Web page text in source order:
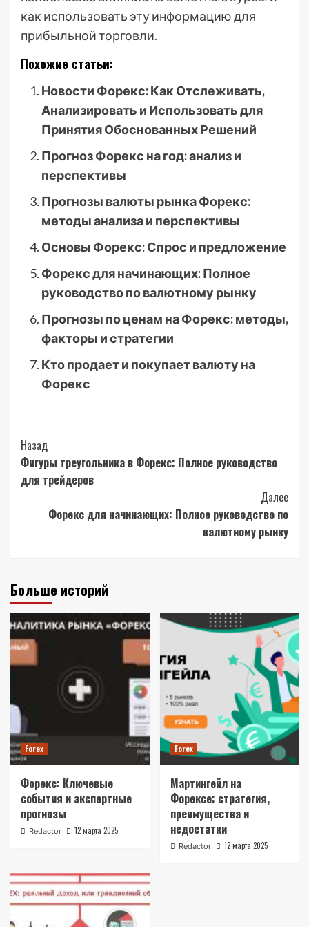
как использовать эту информацию для
прибыльной торговли.
Похожие статьи:
Новости Форекс: Как Отслеживать,
Анализировать и Использовать для
Принятия Обоснованных Решений
Прогноз Форекс на год: анализ и
перспективы
Прогнозы валюты рынка Форекс:
методы анализа и перспективы
Основы Форекс: Спрос и предложение
Форекс для начинающих: Полное
руководство по валютному рынку
Прогнозы по ценам на Форекс: методы,
факторы и стратегии
Кто продает и покупает валюту на
Форекс
Post
Navigation
Назад
Фигуры треугольника в Форекс: Полное руководство
для трейдеров
Далее
Форекс для начинающих: Полное руководство по
валютному рынку
Больше историй
Forex
Форекс: Ключевые
события и экспертные
прогнозы
Redactor 12 марта 2025
Forex
Мартингейл на
Форексе: стратегия,
преимущества и
недостатки
Redactor 12 марта 2025